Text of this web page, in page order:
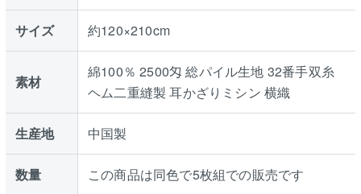
サイズ 約120×210cm
素材
綿100％ 2500匁 総パイル生地 32番手双糸
ヘム二重縫製 耳かざりミシン 横織
生産地 中国製
数量 この商品は同色で5枚組での販売です